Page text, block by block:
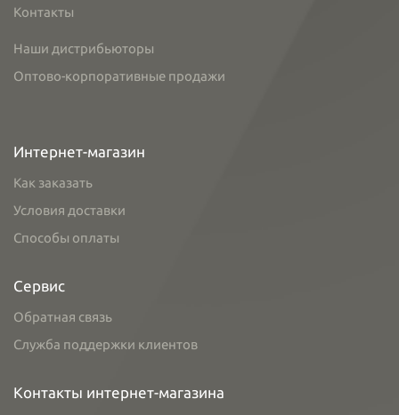
Контакты
Наши дистрибьюторы
Оптово-корпоративные продажи
Интернет-магазин
Как заказать
Условия доставки
Способы оплаты
Сервис
Обратная связь
Служба поддержки клиентов
Контакты интернет-магазина